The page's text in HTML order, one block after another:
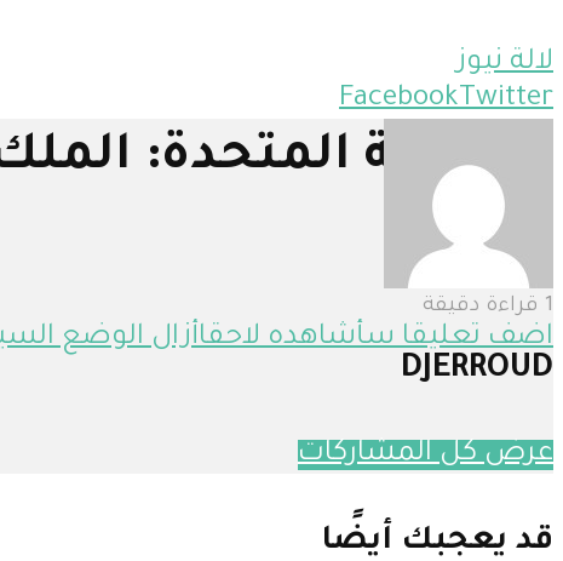
لالة نيوز
المملكة المتحدة:
1 قراءة دقيقة
اضف تعليقا سأشاهده لاحقاأزالالوضع
FacebookTwitter
DJERROUD
عرض كل المشاركات
قد يعجبك أيضًا